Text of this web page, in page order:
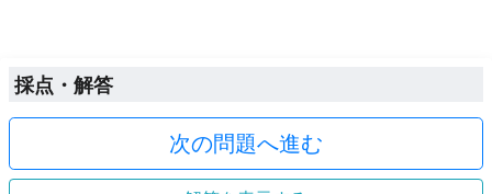
採点・解答
次の問題へ進む